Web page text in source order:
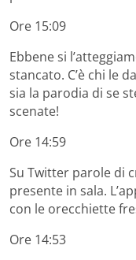
Ore 15:09
Ebbene si
stancato. C’è chi le
sia la parodia di se
scenate!
Ore 14:59
Su Twitter parole di
presente in sala.
con le orecchiette
Ore 14:53